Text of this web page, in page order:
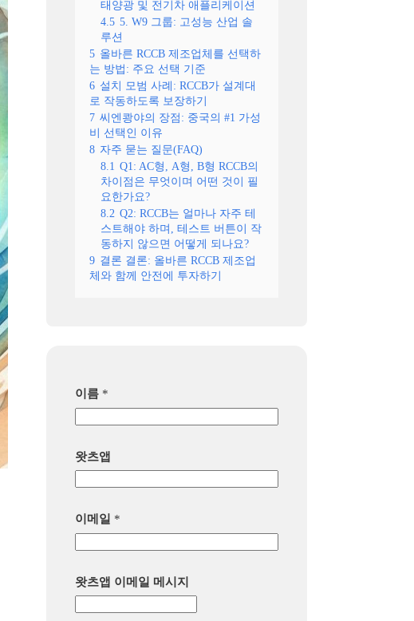
태양광 및 전기차 애플리케이션
4.5 5. W9 그룹: 고성능 산업 솔
루션
5 올바른 RCCB 제조업체를 선택하
는 방법: 주요 선택 기준
6 설치 모범 사례: RCCB가 설계대
로 작동하도록 보장하기
7 씨엔쾅야의 장점: 중국의 #1 가성
비 선택인 이유
8 자주 묻는 질문(FAQ)
8.1 Q1: AC형, A형, B형 RCCB의
차이점은 무엇이며 어떤 것이 필
요한가요?
8.2 Q2: RCCB는 얼마나 자주 테
스트해야 하며, 테스트 버튼이 작
동하지 않으면 어떻게 되나요?
9 결론 결론: 올바른 RCCB 제조업
체와 함께 안전에 투자하기
이름 *
왓츠앱
이메일 *
왓츠앱 이메일 메시지